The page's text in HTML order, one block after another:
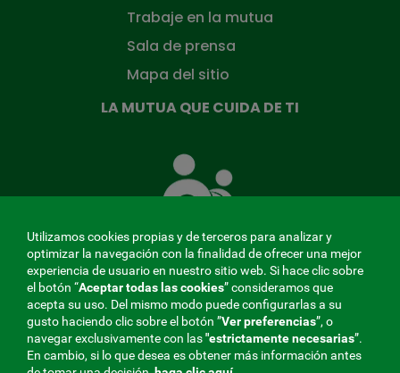
Trabaje en la mutua
Sala de prensa
Mapa del sitio
LA MUTUA QUE CUIDA DE TI
Mutua
que
ti
MENÚ
REDES
Utilizamos cookies propias y de terceros para analizar y
optimizar la navegación con la finalidad de ofrecer una mejor
experiencia de usuario en nuestro sitio web. Si hace clic sobre
el botón “Aceptar todas las cookies” consideramos que
acepta su uso. Del mismo modo puede configurarlas a su
gusto haciendo clic sobre el botón ”Ver preferencias”, o
navegar exclusivamente con las"estrictamentenecesarias”.
En cambio, si lo que desea es obtener más información antes